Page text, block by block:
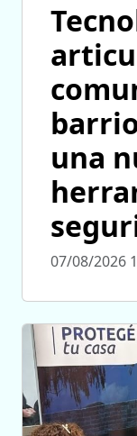
una
07/08/2026